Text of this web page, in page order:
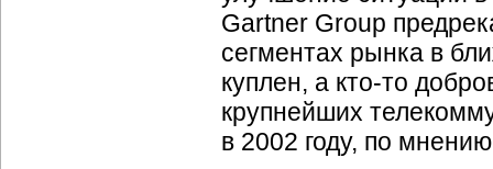
Gartner Group
сегментах рынка в
куплен, а кто-то
крупнейших
в 2002 году, по